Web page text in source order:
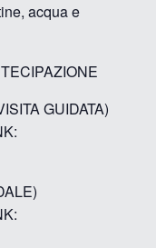
acqua e
GUIDATA)